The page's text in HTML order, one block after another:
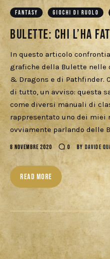
FANTASY GIOCHI DI RUOLO
Bulette: chi l’ha
In questo articolo
grafiche della Bulette nelle
& Dragons e di Pathfinder.
di tutto, un avviso: questa
come diversi manuali di
rappresentato uno dei
ovviamente parlando delle
8 NOVEMBRE 2020 0 BY DAVIDE
READ MORE